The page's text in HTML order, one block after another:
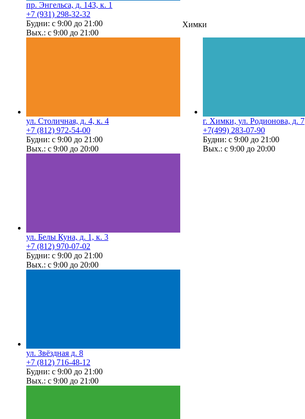
пр. Энгельса, д. 143, к. 1
+7 (931) 298-32-32
Будни: с 9:00 до 21:00
Вых.: с 9:00 до 21:00
ул. Столичная, д. 4, к. 4
+7 (812) 972-54-00
Будни: с 9:00 до 21:00
Вых.: с 9:00 до 20:00
ул. Белы Куна, д. 1, к. 3
+7 (812) 970-07-02
Будни: с 9:00 до 21:00
Вых.: с 9:00 до 20:00
ул. Звёздная д. 8
+7 (812) 716-48-12
Будни: с 9:00 до 21:00
Вых.: с 9:00 до 21:00
Химки
г. Химки, ул. Родионова, д. 7
+7(499) 283-07-90
Будни: с 9:00 до 21:00
Вых.: с 9:00 до 20:00